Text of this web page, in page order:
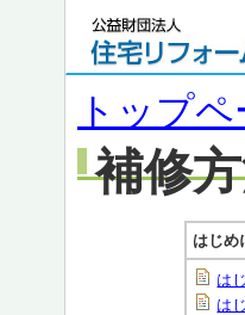
トップペ
補修
はじめ
は
は